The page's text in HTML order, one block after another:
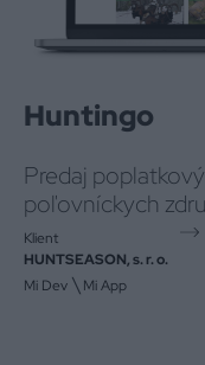
Huntingo
Predaj
poľovníckych
Klient
HUNTSEASON, s. r. o.
Mi Dev \ Mi App